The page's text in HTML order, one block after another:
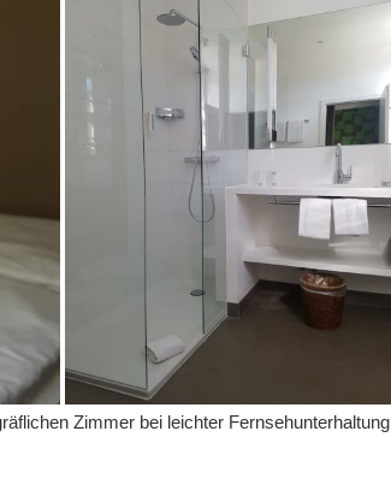
Zimmer bei leichter Fernsehunterhaltung